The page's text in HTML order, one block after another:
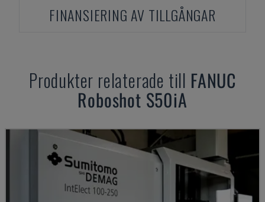
FINANSIERING AV TILLGÅNGAR
Produkter relaterade till FANUC
Roboshot S50iA